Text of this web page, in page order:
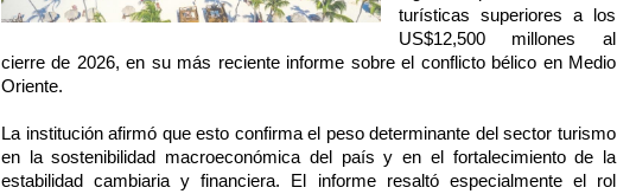
turísticas superiores a los
US$12,500 millones al
cierre de 2026, en su más reciente informe sobre el conflicto bélico en Medio
Oriente.
La institución afirmó que esto confirma el peso determinante del sector turismo
en la sostenibilidad macroeconómica del país y en el fortalecimiento de la
estabilidad cambiaria y financiera. El informe resaltó especialmente el rol